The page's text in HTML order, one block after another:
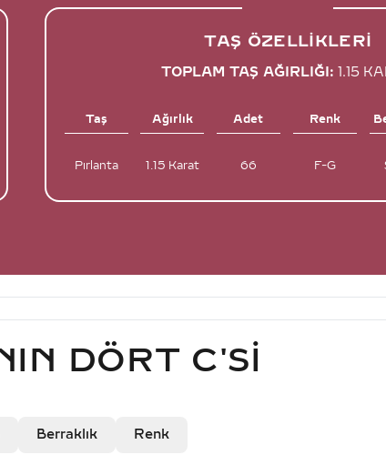
TAŞ ÖZELLIKLERI
TOPLAM TAŞ AĞIRLIĞI: 1.15
Taş Ağırlık Adet Renk
Pırlanta 1.15 Karat 66 F-G
DÖRT C'SI
Berraklık Renk